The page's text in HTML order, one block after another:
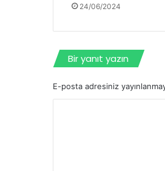
24/06/2024
Bir yanıt yazın
E-posta adresiniz